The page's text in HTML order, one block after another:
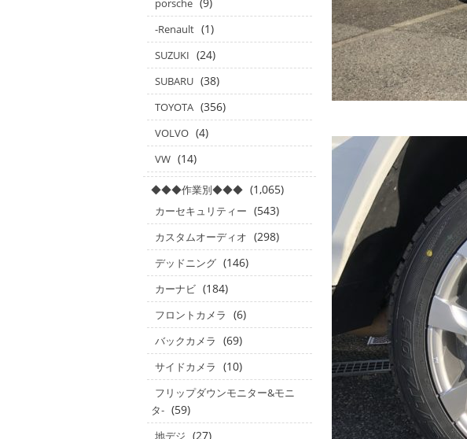
porsche
-Renault (1)
SUZUKI (24)
SUBARU (38)
TOYOTA (356)
VOLVO (4)
VW (14)
◆◆◆作業別◆◆◆ (1,065)
カーセキュリティー (543)
カスタムオーディオ (298)
デッドニング (146)
カーナビ (184)
フロントカメラ (6)
バックカメラ (69)
サイドカメラ (10)
フリップダウンモニター&モニ
タ‐ (59)
地デジ (27)